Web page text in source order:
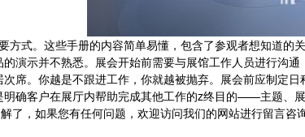
式。这些手册的内容简单易懂，包含了参观者想知道的
演示并不熟悉。展会开始前需要与展馆工作人员进行沟通
席。你越是不跟进工作，你就越被抛弃。展会前应制定日
确客户在展厅内帮助完成其他工作的z终目的——主题、展
，如果您有任何问题，欢迎访问我们的网站进行留言咨